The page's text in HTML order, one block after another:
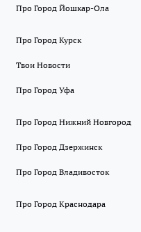
Про Город Йошкар-Ола
Про Город Курск
Твои Новости
Про Город Уфа
Про Город Нижний Новгород
Про Город Дзержинск
Про Город Владивосток
Про Город Краснодара